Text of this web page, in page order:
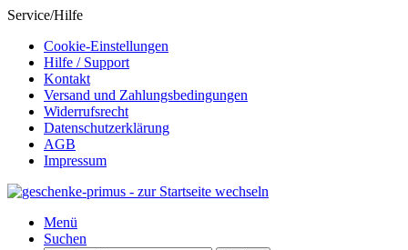
Service/Hilfe
Cookie-Einstellungen
Hilfe / Support
Kontakt
Versand und Zahlungsbedingungen
Widerrufsrecht
Datenschutzerklärung
AGB
Impressum
Menü
Suchen